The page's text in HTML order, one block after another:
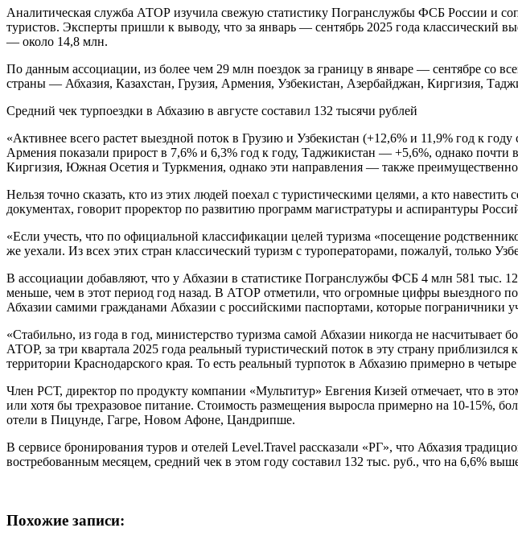
Аналитическая служба АТОР изучила свежую статистику Погранслужбы ФСБ России и
туристов. Эксперты пришли к выводу, что за январь — сентябрь 2025 года классический
— около 14,8 млн.
По данным ассоциации, из более чем 29 млн поездок за границу в январе — сентябре со
страны — Абхазия, Казахстан, Грузия, Армения, Узбекистан, Азербайджан, Киргизия,
Средний чек турпоездки в Абхазию в августе составил 132 тысячи рублей
«Активнее всего растет выездной поток в Грузию и Узбекистан (+12,6% и 11,9% год к
Армения показали прирост в 7,6% и 6,3% год к году, Таджикистан — +5,6%, однако
Киргизия, Южная Осетия и Туркмения, однако эти направления — также
Нельзя точно сказать, кто из этих людей поехал с туристическими целями, а кто
документах, говорит проректор по развитию программ магистратуры и аспирантуры
«Если учесть, что по официальной классификации целей туризма «посещение
же уехали. Из всех этих стран классический туризм с туроператорами, пожалуй, только
В ассоциации добавляют, что у Абхазии в статистике Погранслужбы ФСБ 4 млн 581 тыс.
меньше, чем в этот период год назад. В АТОР отметили, что огромные цифры выездного
Абхазии самими гражданами Абхазии с российскими паспортами, которые пограничники
«Стабильно, из года в год, министерство туризма самой Абхазии никогда не
АТОР, за три квартала 2025 года реальный туристический поток в эту страну
территории Краснодарского края. То есть реальный турпоток в Абхазию примерно в
Член РСТ, директор по продукту компании «Мультитур» Евгения Кизей отмечает, что в
или хотя бы трехразовое питание. Стоимость размещения выросла примерно на 10-15%,
отели в Пицунде, Гагре, Новом Афоне, Цандрипше.
В сервисе бронирования туров и отелей Level.Travel рассказали «РГ», что Абхазия
востребованным месяцем, средний чек в этом году составил 132 тыс. руб., что на 6,6%
Похожие записи: